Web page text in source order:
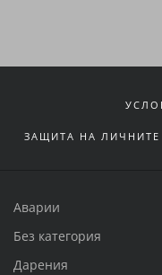
ЗАЩИТА НА
Аварии
Без категория
Дарения